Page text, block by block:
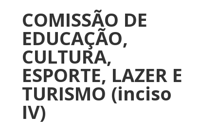
COMISSÃO DE
EDUCAÇÃO,
CULTURA,
ESPORTE, LAZER E
TURISMO (inciso
IV)